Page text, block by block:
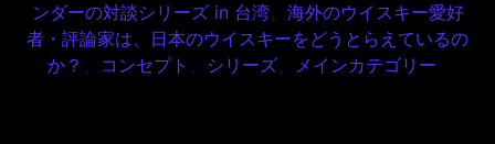
ンダーの対談シリーズ in 台湾、 海外のウイスキー愛好
者・評論家は、日本のウイスキーをどうとらえているの
か？ 、 コンセプト 、 シリーズ、 メインカテゴリー